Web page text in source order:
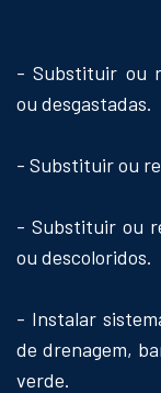
- Substituir ou
ou desgastadas.
- Substituir ou
- Substituir ou
ou descoloridos.
- Instalar
de drenagem,
verde.